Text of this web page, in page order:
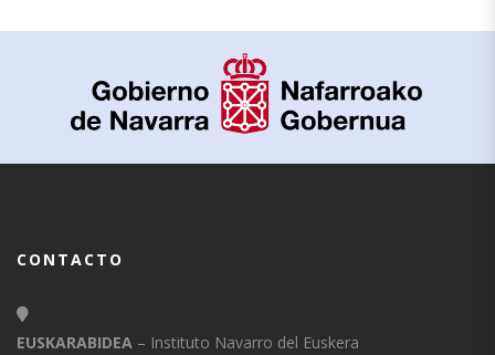
CONTACTO
EUSKARABIDEA – Instituto Navarro del Euskera